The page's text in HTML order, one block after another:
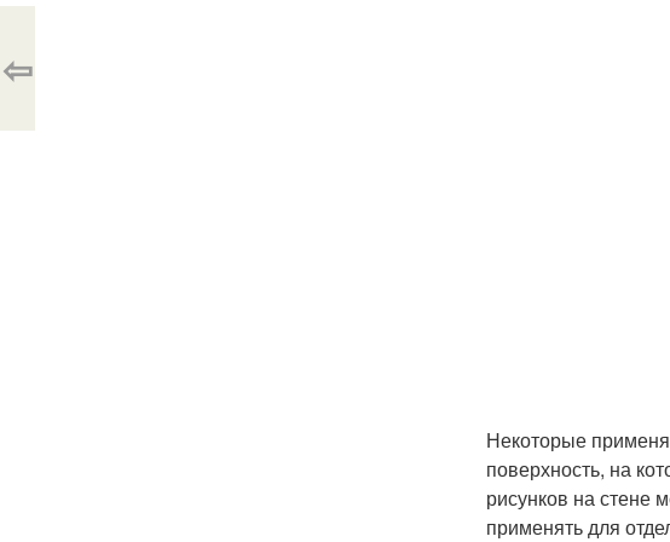
Некоторые
поверхность, на
рисунков на стене
применять для
⇦